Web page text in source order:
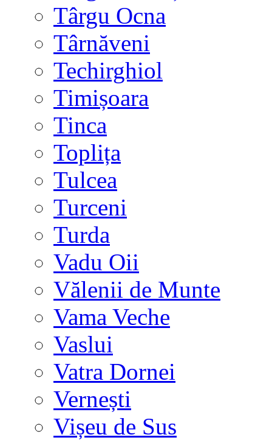
Târgu Ocna
Târnăveni
Techirghiol
Timișoara
Tinca
Toplița
Tulcea
Turceni
Turda
Vadu Oii
Vălenii de Munte
Vama Veche
Vaslui
Vatra Dornei
Vernești
Vișeu de Sus